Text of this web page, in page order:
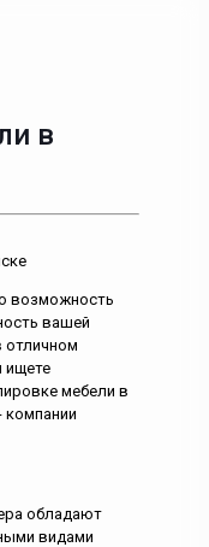
в
возможность
вашей
отличном
ищете
мебели в
компании
обладают
видами